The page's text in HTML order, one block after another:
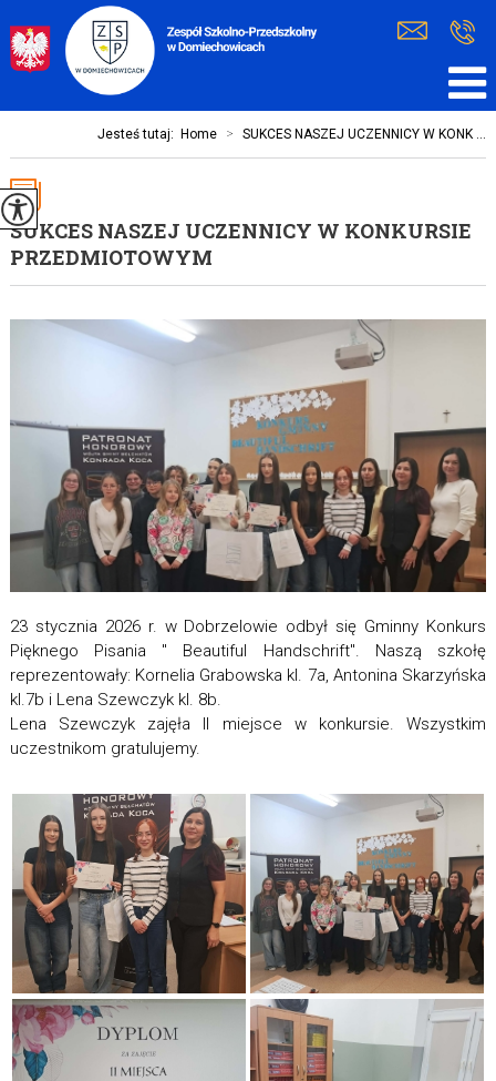
Jesteś tutaj: Home > SUKCES NASZEJ UCZENNICY W KONK ...
SUKCES NASZEJ UCZENNICY W KONKURSIE
PRZEDMIOTOWYM
23 stycznia 2026 r. w Dobrzelowie odbył się Gminny Konkurs
Pięknego Pisania " Beautiful Handschrift". Naszą szkołę
reprezentowały: Kornelia Grabowska kl. 7a, Antonina Skarzyńska
kl.7b i Lena Szewczyk kl. 8b.
Lena Szewczyk zajęła II miejsce w konkursie. Wszystkim
uczestnikom gratulujemy.